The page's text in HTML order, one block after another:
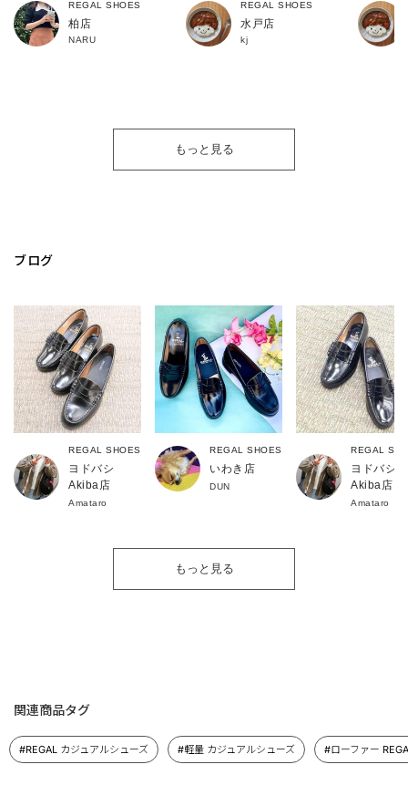
REGAL SHOES
柏店
NARU
REGAL SHOES
水戸店
kj
もっと見る
ブログ
REGAL SHOES
ヨドバシ
Akiba店
Amataro
REGAL SHOES
いわき店
DUN
REGAL
ヨドバシ
Akiba店
Amataro
もっと見る
関連商品タグ
#REGAL カジュアルシューズ #軽量 カジュアルシューズ #ローファー